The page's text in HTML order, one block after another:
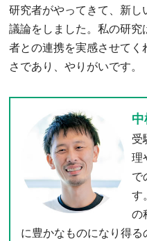
研究者がやってきて、新し
議論をしました。私の研究
者との連携を実感させてく
さであり、やりがいです。
受
理
で
す
の
に豊かなものになり得